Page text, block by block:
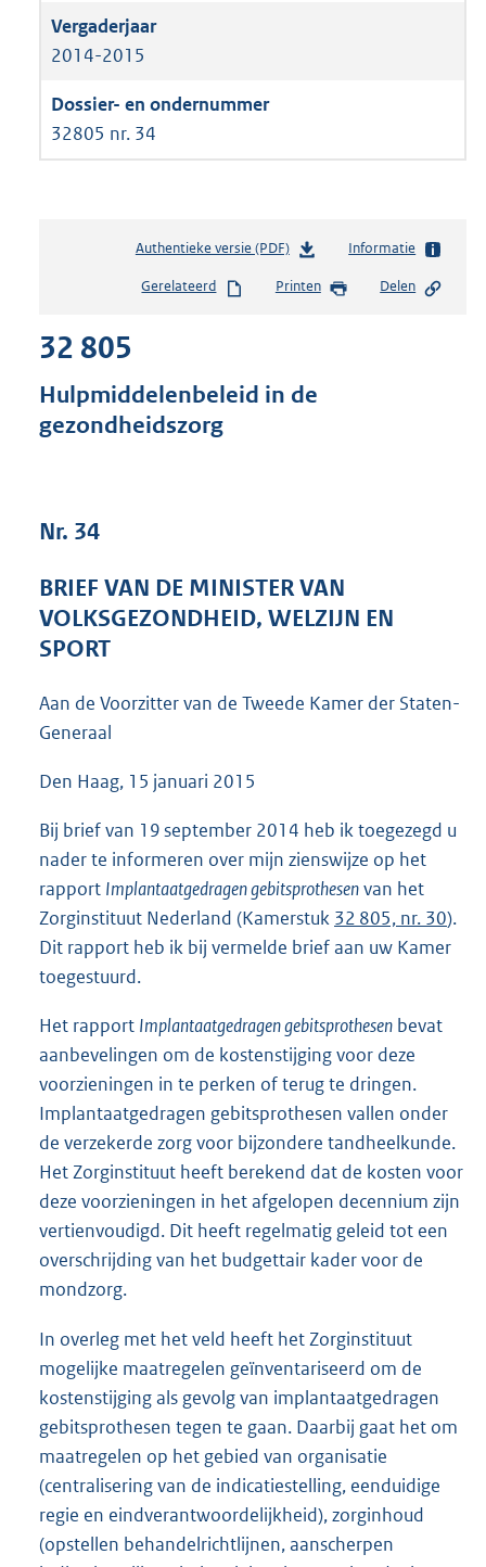
2014-2015
32805 nr. 34
Authentieke versie (PDF)b
s
s
:
4
Informatie
Gerelateerd Printen Delen
32 805
Hulpmiddelenbeleid in de
gezondheidszorg
Nr. 34
BRIEF VAN DE MINISTER VAN
VOLKSGEZONDHEID, WELZIJN EN
SPORT
Aan de Voorzitter van de Tweede Kamer der Staten-
Generaal
Den Haag, 15 januari 2015
Bij brief van 19 september 2014 heb ik toegezegd u
nader te informeren over mijn zienswijze op het
rapport Implantaatgedragen gebitsprothesenvan het
Zorginstituut Nederland (Kamerstuk 32 805, nr. 30).
Dit rapport heb ik bij vermelde brief aan uw Kamer
toegestuurd.
Het rapport Implantaatgedragen gebitsprothesen bevat
aanbevelingen om de kostenstijging voor deze
voorzieningen in te perken of terug te dringen.
Implantaatgedragen gebitsprothesen vallen onder
de verzekerde zorg voor bijzondere tandheelkunde.
Het Zorginstituut heeft berekend dat de kosten voor
deze voorzieningen in het afgelopen decennium zijn
vertienvoudigd. Dit heeft regelmatig geleid tot een
overschrijding van het budgettair kader voor de
mondzorg.
In overleg met het veld heeft het Zorginstituut
mogelijke maatregelen geïnventariseerd om de
kostenstijging als gevolg van implantaatgedragen
gebitsprothesen tegen te gaan. Daarbij gaat het om
maatregelen op het gebied van organisatie
(centralisering van de indicatiestelling, eenduidige
regie en eindverantwoordelijkheid), zorginhoud
(opstellen behandelrichtlijnen, aanscherpen